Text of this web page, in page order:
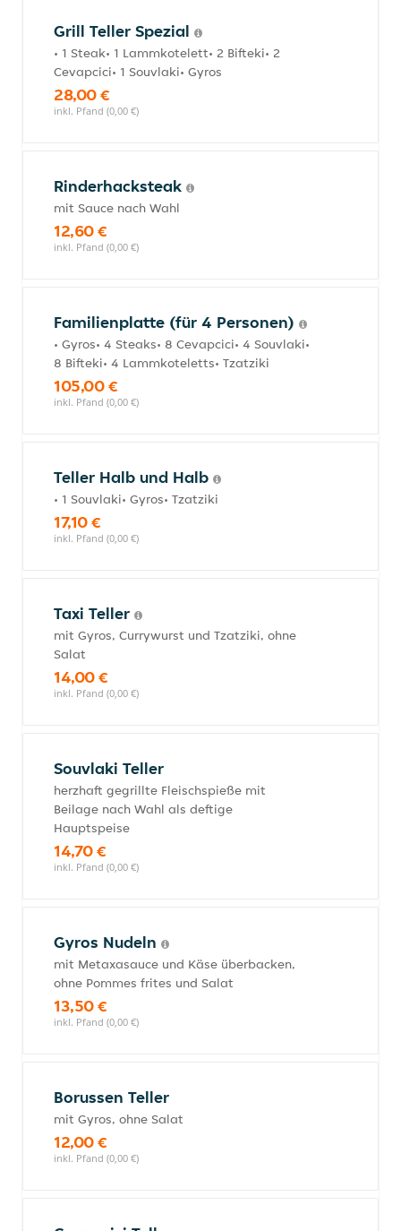
Grill Teller Spezial
• 1 Steak• 1 Lammkotelett• 2 Bifteki• 2
Cevapcici• 1 Souvlaki• Gyros
28,00 €
inkl. Pfand (0,00 €)
Rinderhacksteak
mit Sauce nach Wahl
12,60 €
inkl. Pfand (0,00 €)
Familienplatte (für 4 Personen)
• Gyros• 4 Steaks• 8 Cevapcici• 4 Souvlaki•
8 Bifteki• 4 Lammkoteletts• Tzatziki
105,00 €
inkl. Pfand (0,00 €)
Teller Halb und Halb
• 1 Souvlaki• Gyros• Tzatziki
17,10 €
inkl. Pfand (0,00 €)
Taxi Teller
mit Gyros, Currywurst und Tzatziki, ohne
Salat
14,00 €
inkl. Pfand (0,00 €)
Souvlaki Teller
herzhaft gegrillte Fleischspieße mit
Beilage nach Wahl als deftige
Hauptspeise
14,70 €
inkl. Pfand (0,00 €)
Gyros Nudeln
mit Metaxasauce und Käse überbacken,
ohne Pommes frites und Salat
13,50 €
inkl. Pfand (0,00 €)
Borussen Teller
mit Gyros, ohne Salat
12,00 €
inkl. Pfand (0,00 €)